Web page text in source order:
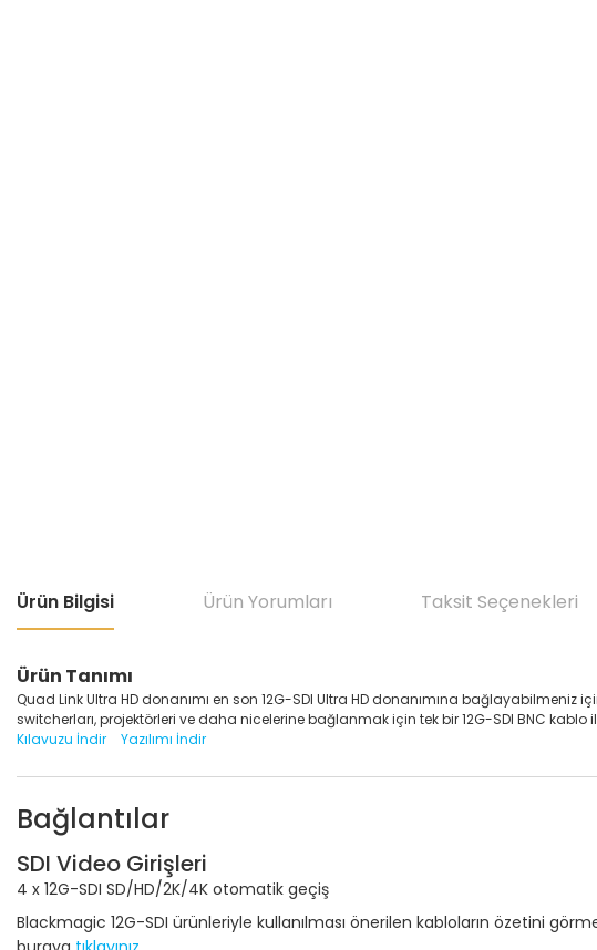
Ürün Bilgisi Ürün Yorumları Taksit Seçenekleri
Ürün Tanımı
Quad Link Ultra HD donanımı en son 12G-SDI Ultra HD donanımına
switcherları, projektörleri ve daha nicelerine bağlanmak için tek bir 12G-SDI BNC kablo
Kılavuzu İndir
Yazılımı İndir
Bağlantılar
SDI Video Girişleri
4 x 12G-SDI SD/HD/2K/4K otomatik geçiş
Blackmagic 12G-SDI ürünleriyle kullanılması önerilen kabloların özetini